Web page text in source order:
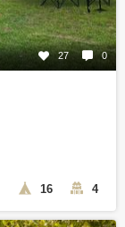
27 0
16 4